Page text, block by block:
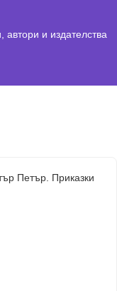
автори и издателства
Петър. Приказки